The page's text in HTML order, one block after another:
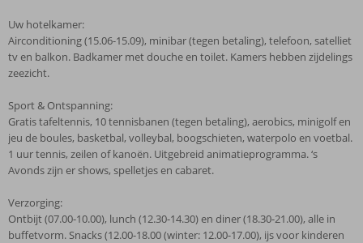
Uw hotelkamer:
Airconditioning (15.06-15.09), minibar (tegen betaling), telefoon, satelliet
tv en balkon. Badkamer met douche en toilet. Kamers hebben zijdelings
zeezicht.
Sport & Ontspanning:
Gratis tafeltennis, 10 tennisbanen (tegen betaling), aerobics, minigolf en
jeu de boules, basketbal, volleybal, boogschieten, waterpolo en voetbal.
1 uur tennis, zeilen of kanoën. Uitgebreid animatieprogramma. ‘s
Avonds zijn er shows, spelletjes en cabaret.
Verzorging:
Ontbijt (07.00-10.00), lunch (12.30-14.30) en diner (18.30-21.00), alle in
buffetvorm. Snacks (12.00-18.00 (winter: 12.00-17.00), ijs voor kinderen